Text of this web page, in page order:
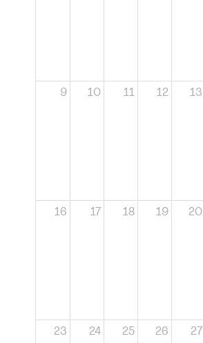
9 10 11 12 13
16 17 18 19 20
23 24 25 26 27